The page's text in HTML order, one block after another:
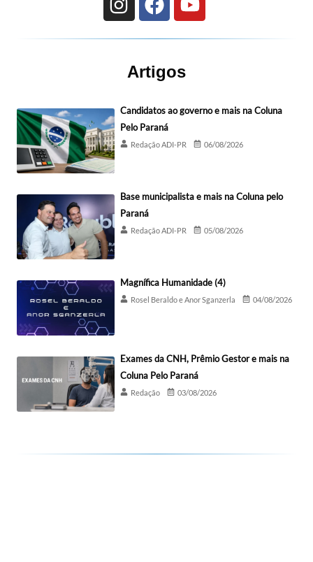
Artigos
Candidatos ao governo e mais na Coluna
Pelo Paraná
Redação ADI-PR 06/08/2026
Base municipalista e mais na Coluna pelo
Paraná
Redação ADI-PR 05/08/2026
Magnífica Humanidade (4)
Rosel Beraldo e Anor Sganzerla 04/08/2026
Exames da CNH, Prêmio Gestor e mais na
Coluna Pelo Paraná
Redação 03/08/2026